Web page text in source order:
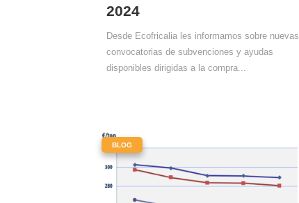
2024
Desde Ecofricalia les informamos sobre nuevas
convocatorias de subvenciones y ayudas
disponibles dirigidas a la compra...
BLOG